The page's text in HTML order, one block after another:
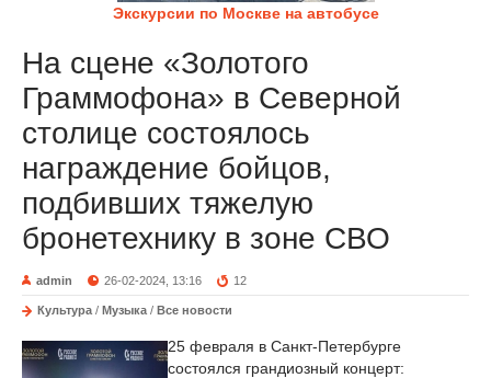
Экскурсии по Москве на автобусе
На сцене «Золотого
Граммофона» в Северной
столице состоялось
награждение бойцов,
подбивших тяжелую
бронетехнику в зоне СВО
admin 26-02-2024, 13:16 12
Культура / Музыка / Все новости
25 февраля в Санкт-Петербурге
состоялся грандиозный концерт: